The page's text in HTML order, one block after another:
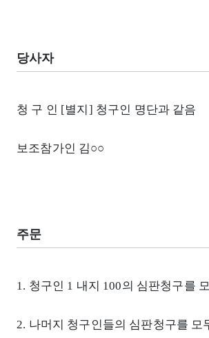
당사자
청 구 인 [별지] 청구인 명단과 같음
보조참가인 김○○
주문
1. 청구인 1 내지 100의 심판청구를
2. 나머지 청구인들의 심판청구를 모